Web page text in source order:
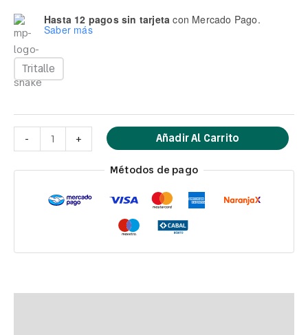
Hasta 12 pagos sin tarjeta con Mercado Pago.
Saber más
Tritalle
- + Añadir Al Carrito
Métodos de pago